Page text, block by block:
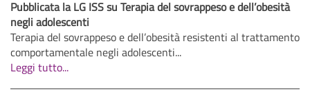
Pubblicata la LG ISS su Terapia del sovrappeso e dell’obesità
negli adolescenti
Terapia del sovrappeso e dell’obesità resistenti al trattamento
comportamentale negli adolescenti...
Leggi tutto...